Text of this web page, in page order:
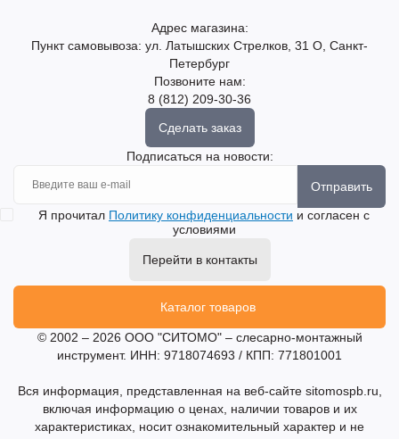
Адрес магазина:
Пункт самовывоза: ул. Латышских Стрелков, 31 О, Санкт-
Петербург
Позвоните нам:
8 (812) 209-30-36
Сделать заказ
Подписаться на новости:
Отправить
Я прочитал Политику конфиденциальности и согласен с
условиями
Перейти в контакты
Каталог товаров
© 2002 – 2026 ООО "СИТОМО" – слесарно-монтажный
инструмент. ИНН: 9718074693 / КПП: 771801001
Вся информация, представленная на веб-сайте sitomospb.ru,
включая информацию о ценах, наличии товаров и их
характеристиках, носит ознакомительный характер и не